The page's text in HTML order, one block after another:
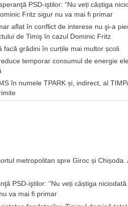
PSD-iştilor: “Nu veți câștiga
Fritz sigur nu va mai fi primar
aflat în conflict de interese nu şi-a
de Timiş în cazul Dominic Fritz
facă grădini în curțile mai multor școli
temporar consumul de energie
în numele TPARK și, indirect, al
metropolitan spre Giroc și
PSD-iştilor: “Nu veți câștiga
va mai fi primar